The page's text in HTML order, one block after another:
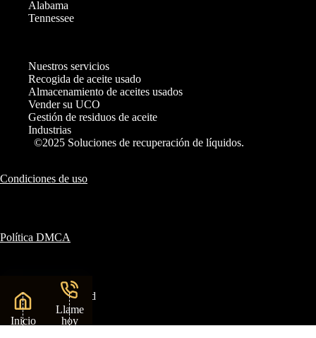
Alabama
Tennessee
Nuestros servicios
Recogida de aceite usado
Almacenamiento de aceites usados
Vender su UCO
Gestión de residuos de aceite
Industrias
©2025 Soluciones de recuperación de líquidos.
Condiciones de uso
Política DMCA
Política de privacidad
Inicio
Llame
hoy